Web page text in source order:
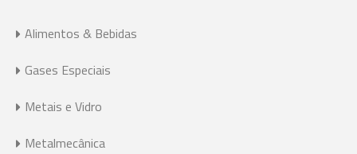
Alimentos & Bebidas
Gases Especiais
Metais e Vidro
Metalmecânica